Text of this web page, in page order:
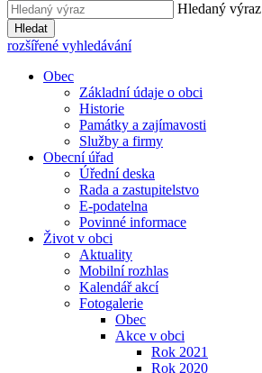
Hledaný výraz
Hledat
rozšířené vyhledávání
Obec
Základní údaje o obci
Historie
Památky a zajímavosti
Služby a firmy
Obecní úřad
Úřední deska
Rada a zastupitelstvo
E-podatelna
Povinné informace
Život v obci
Aktuality
Mobilní rozhlas
Kalendář akcí
Fotogalerie
Obec
Akce v obci
Rok 2021
Rok 2020